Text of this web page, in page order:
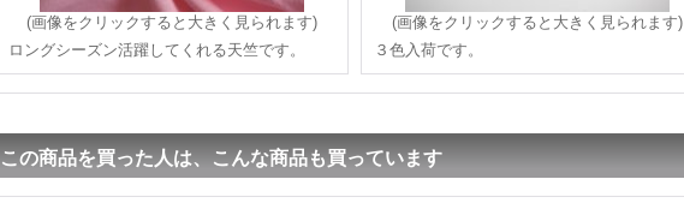
(画像をクリックすると大きく見られます)
ロングシーズン活躍してくれる天竺です。
(画像をクリックすると大きく見られます)
３色入荷です。
この商品を買った人は、こんな商品も買っています